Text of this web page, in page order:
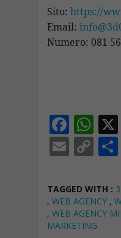
Sito: https://
Email:
Numero: 081
F
ac
e
b
o
o
W
h
at
s
A
p
E
ai
l
C
p
y
Li
C
TAGGED WITH :
, WEB AGENCY,
, WEB AGENCY
MARKETING